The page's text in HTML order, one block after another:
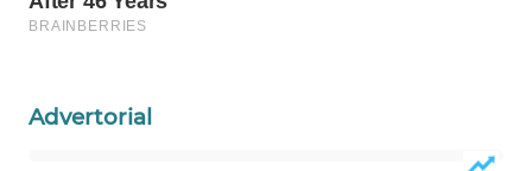
Advertorial
WAHANA
ADVOKAT
INFRASTRUKTUR